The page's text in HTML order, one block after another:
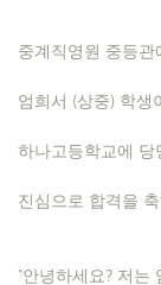
중계직영원 중등관
엄희서 (상중) 학생
하나고등학교에 당
진심으로 합격을
"안녕하세요? 저는